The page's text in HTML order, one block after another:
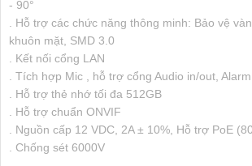
- 90°
. Hỗ trợ các chức năng thông minh: Bảo vệ
khuôn mặt, SMD 3.0
. Kết nối cổng LAN
. Tích hợp Mic , hỗ trợ cổng Audio in/out, Alarm
. Hỗ trợ thẻ nhớ tối đa 512GB
. Hỗ trợ chuẩn ONVIF
. Nguồn cấp 12 VDC, 2A ± 10%, Hỗ trợ PoE
. Chống sét 6000V